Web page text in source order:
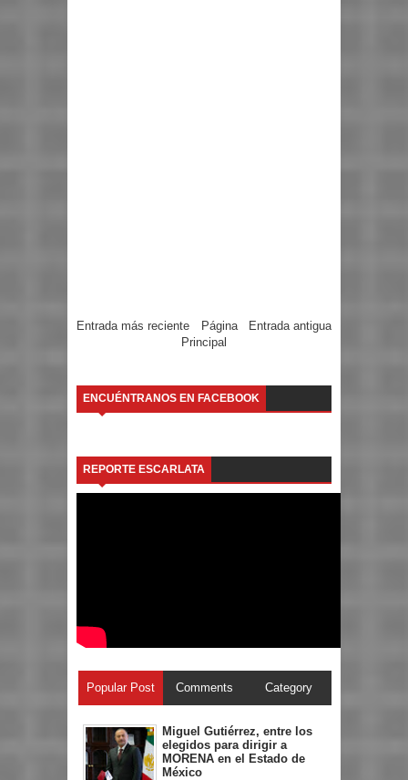
Entrada más reciente Entrada antigua
Página
Principal
ENCUÉNTRANOS EN FACEBOOK
REPORTE ESCARLATA
Popular Post Comments Category
Miguel Gutiérrez, entre los
elegidos para dirigir a
MORENA en el Estado de
México